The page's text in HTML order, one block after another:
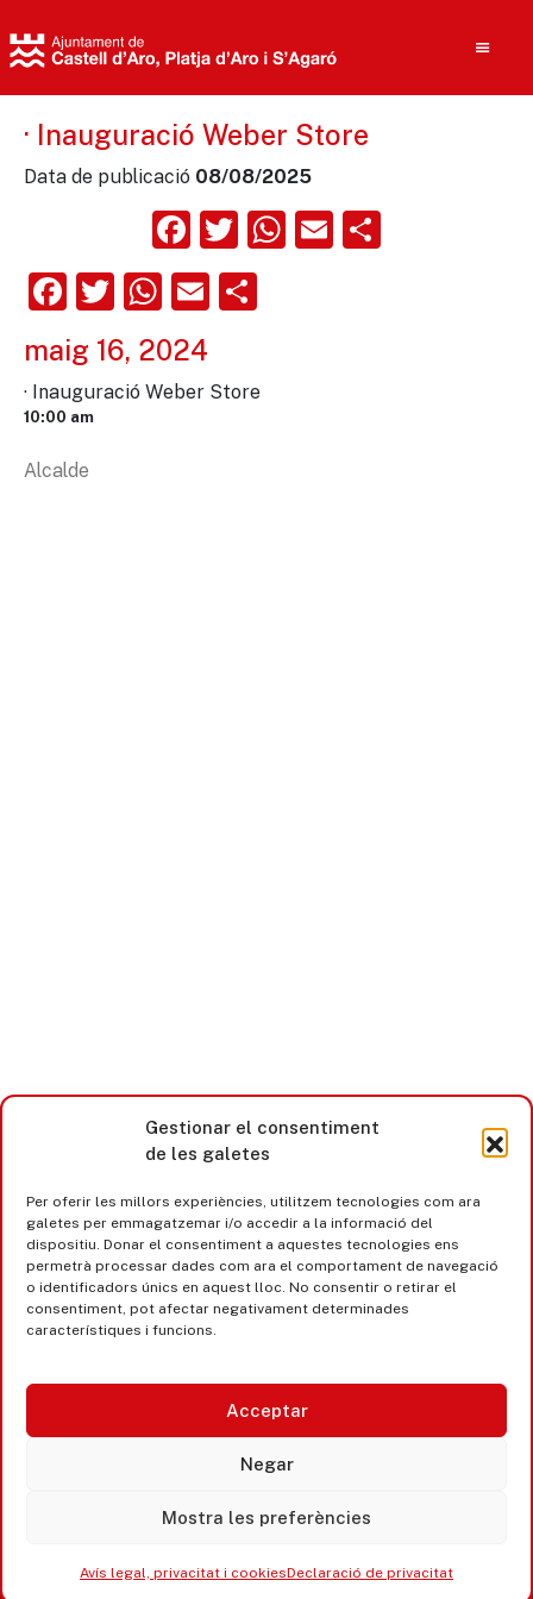
Gestionar el consentiment
de les galetes
Per oferir les millors experiències, utilitzem tecnologies com ara
galetes per emmagatzemar i/o accedir a la informació del
dispositiu. Donar el consentiment a aquestes tecnologies ens
permetrà processar dades com ara el comportament de navegació
o identificadors únics en aquest lloc. No consentir o retirar el
consentiment, pot afectar negativament determinades
característiques i funcions.
Acceptar
Negar
Mostra les preferències
Avís legal, privacitat i cookiesDeclaració de privacitat
· Inauguració Weber Store
Data de publicació 08/08/2025
Facebook
Twitter
WhatsApp
Email
Facebook
Twitter
WhatsApp
Email
maig 16, 2024
· Inauguració Weber Store
10:00 am
Alcalde
Castell d’Aro · Platja d’Aro · S’Agaró
365 www.platjadaro